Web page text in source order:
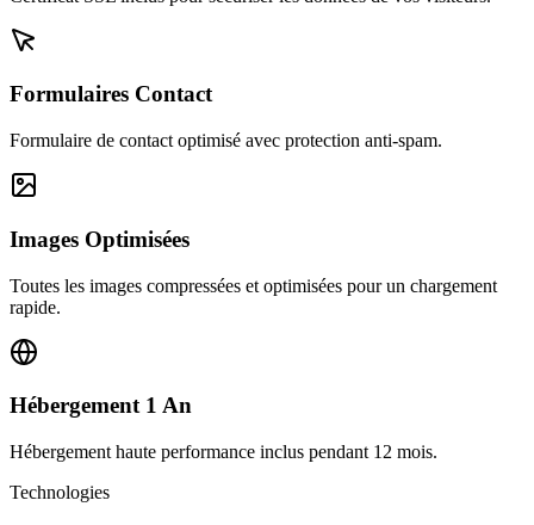
Formulaires Contact
Formulaire de contact optimisé avec protection anti-spam.
Images Optimisées
Toutes les images compressées et optimisées pour un chargement
rapide.
Hébergement 1 An
Hébergement haute performance inclus pendant 12 mois.
Technologies